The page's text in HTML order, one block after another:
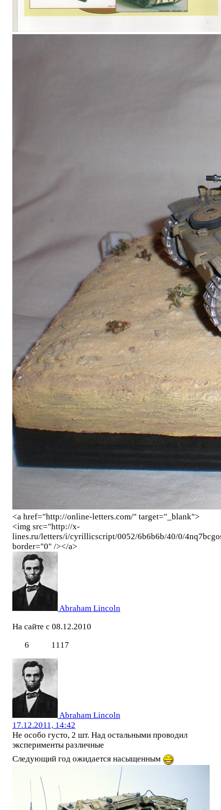
<a href="http://online-letters.com/" target="_blank">
<img src="http://x-
lines.ru/letters/i/cyrillicscript/0052/6b6b6b/40/0/
border="0" /></a>
Abraham Lincoln
На сайте с 08.12.2010
6
1117
Abraham Lincoln
17.12.2011, 14:42
Не особо густо, 2 шт. Над остальными проводил
эксперименты различные
Следующий год ожидается насыщенным